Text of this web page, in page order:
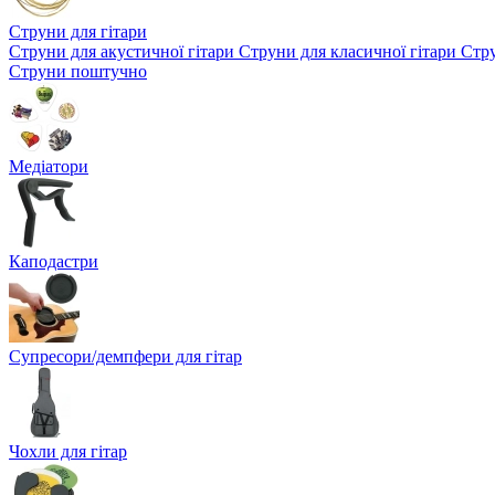
Струни для гітари
Струни для акустичної гітари Струни для класичної гітари
Струни поштучно
Медіатори
Каподастри
Супресори/демпфери для гітар
Чохли для гітар